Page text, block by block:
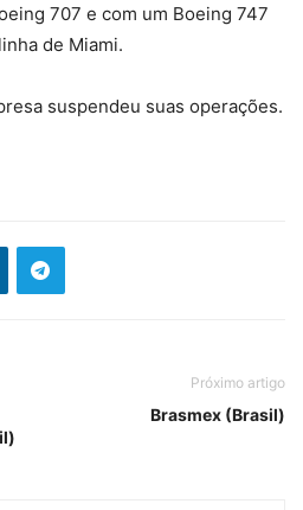
707 e com um Boeing 747
de Miami.
suspendeu suas operações.
Próximo artigo
Brasmex (Brasil)